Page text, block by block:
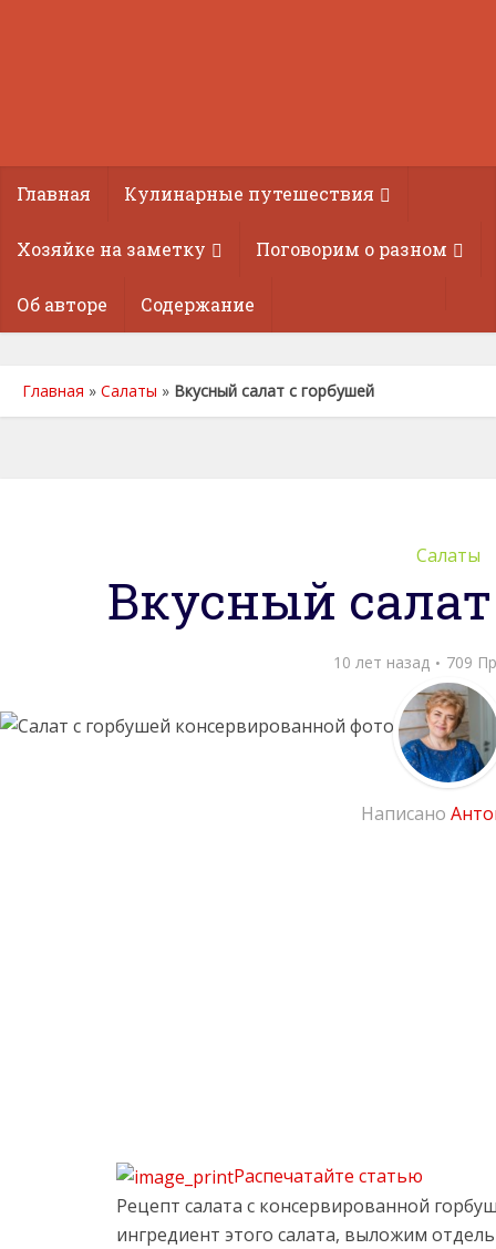
Главная Кулинарные путешествия
Хозяйке на заметку Поговорим о разном
Об авторе Содержание
Главная » Салаты » Вкусный салат с горбушей
Салаты
Вкусный
10 лет назад 709
Написано
Распечатайте статью
Рецепт салата с консервированной
ингредиент этого салата, выложим